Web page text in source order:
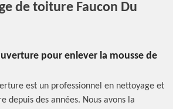
de toiture Faucon Du
pour enlever la mousse de
est un professionnel en nettoyage et
depuis des années. Nous avons la